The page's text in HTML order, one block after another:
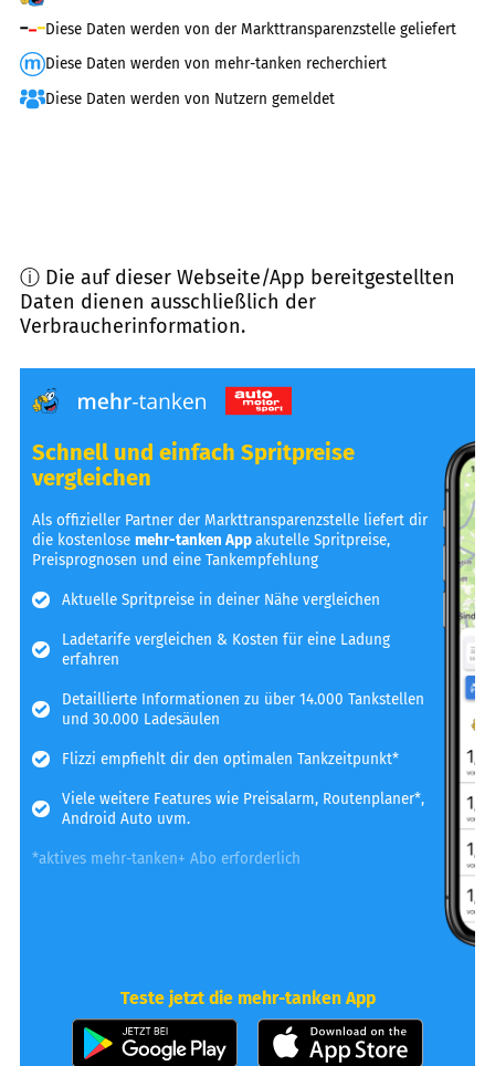
Diese Daten werden von der Markttransparenzstelle geliefert
Diese Daten werden von mehr-tanken recherchiert
Diese Daten werden von Nutzern gemeldet
ⓘ Die auf dieser Webseite/App bereitgestellten
Daten dienen ausschließlich der
Verbraucherinformation.
Schnell und einfach Spritpreise
vergleichen
Als offizieller Partner der Markttransparenzstelle liefert dir
die kostenlosemehr-tanken Appakutelle Spritpreise,
Preisprognosen und eine Tankempfehlung
Aktuelle Spritpreise in deiner Nähe vergleichen
Ladetarife vergleichen & Kosten für eine Ladung
erfahren
Detaillierte Informationen zu über 14.000 Tankstellen
und 30.000 Ladesäulen
Flizzi empfiehlt dir den optimalen Tankzeitpunkt*
Viele weitere Features wie Preisalarm, Routenplaner*,
Android Auto uvm.
*aktives mehr-tanken+ Abo erforderlich
Teste jetzt die mehr-tanken App